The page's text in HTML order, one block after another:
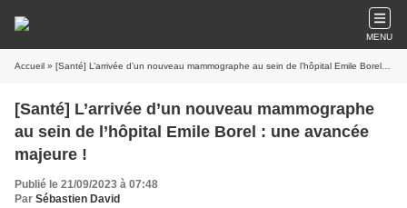
MENU
Accueil » [Santé] L’arrivée d’un nouveau mammographe au sein de l’hôpital Emile Borel : une avancée majeure !
[Santé] L’arrivée d’un nouveau mammographe
au sein de l’hôpital Emile Borel : une avancée
majeure !
Publié le 21/09/2023 à 07:48
Par Sébastien David